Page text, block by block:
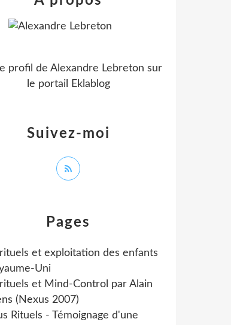
Pages
et exploitation des enfants
Uni
et Mind-Control par Alain
(Nexus 2007)
Rituels - Témoignage d'une
Suivez-moi
profil de Alexandre Lebreton sur
le portail Eklablog